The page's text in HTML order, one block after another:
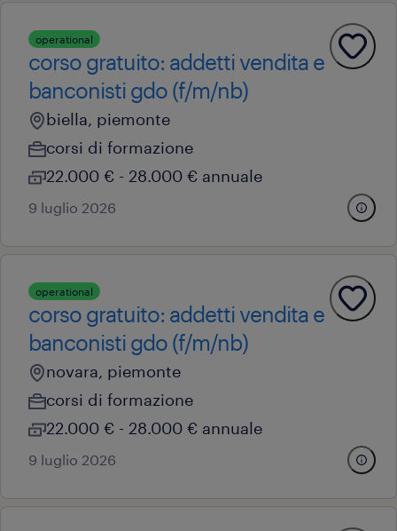
operational
corso gratuito: addetti vendita e
banconisti gdo (f/m/nb)
biella, piemonte
corsi di formazione
22.000 € - 28.000 € annuale
9 luglio 2026
operational
corso gratuito: addetti vendita e
banconisti gdo (f/m/nb)
novara, piemonte
corsi di formazione
22.000 € - 28.000 € annuale
9 luglio 2026